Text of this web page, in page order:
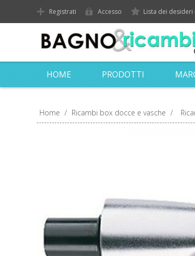
Registrati Accesso Lista dei desideri
HOME PRODOTTI
Home / Ricambi box docce e vasche /